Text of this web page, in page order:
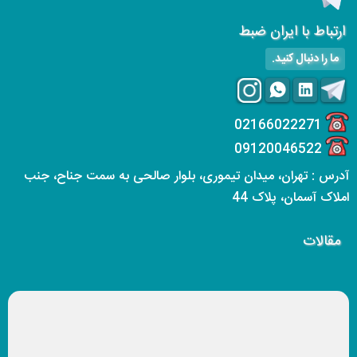
ارتباط با ایران ضبط
ما را دنبال کنید.
02166022271
09120046522
آدرس : تهران، میدان تیموری، بلوار صالحی به سمت جناح، جنب
املاک آسمان، پلاک 44
مقالات